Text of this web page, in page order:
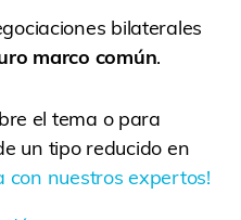
bilaterales
marco común.
el tema o para
un tipo reducido en
con nuestros expertos!